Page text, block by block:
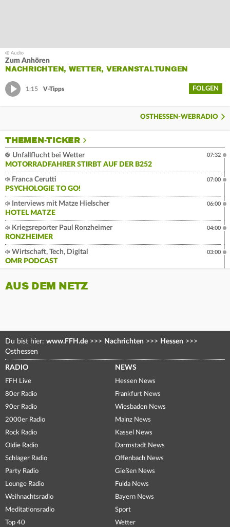
Zum Anhören
NACHRICHTEN, WETTER, VERANSTALTUNGEN
1:15 V-Tipps FOLGEN
OSTHESSEN-WEBRADIO
THEMEN-TICKER
Unfallflucht bei Wetter
MOTORRADFAHRER STIRBT AUF DER B252
07:32
Franca Cerutti
PSYCHOLOGIE TO GO!
07:00
Interviews mit Matze Hielscher
HOTEL MATZE
06:00
Kriegsreporter Paul Ronzheimer
RONZHEIMER
04:00
Wirtschaft, Tech, Digital
OMR PODCAST
03:00
AUS DEM NETZ
Du bist hier: www.FFH.de >>> Nachrichten >>> Hessen >>>
Osthessen
RADIO
FFH Live
80er Radio
90er Radio
2000er Radio
Rock Radio
Oldie Radio
Schlager Radio
Party Radio
Lounge Radio
Weihnachtsradio
Meditationsradio
Top 40
NEWS
Hessen News
Frankfurt News
Wiesbaden News
Mainz News
Kassel News
Darmstadt News
Offenbach News
Gießen News
Fulda News
Bayern News
Sport
Wetter